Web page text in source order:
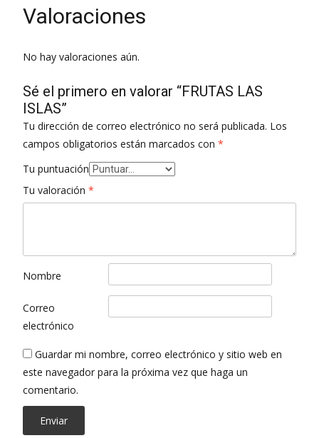
Valoraciones
No hay valoraciones aún.
Sé el primero en valorar “FRUTAS LAS
ISLAS”
Tu dirección de correo electrónico no será publicada. Los
campos obligatorios están marcados con *
Tu puntuación
Tu valoración *
Nombre
Correo
electrónico
Guardar mi nombre, correo electrónico y sitio web en
este navegador para la próxima vez que haga un
comentario.